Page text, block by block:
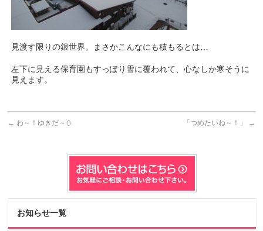
見渡す限りの銀世界。まさかこんなにも積もるとは…
左下に見える保育園もすっぽり雪に覆われて、心なしか寒そうに
見えます。
← わ～！ゆきだ～⛄ 「つめたいね～！」 →
お知らせ一覧